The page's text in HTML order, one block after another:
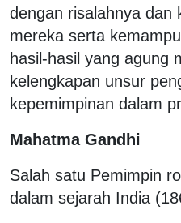
dengan risalahnya dan
mereka serta
hasil-hasil yang agung
kelengkapan unsur
kepemimpinan dalam
Mahatma Gandhi
Salah satu Pemimpin
dalam sejarah India